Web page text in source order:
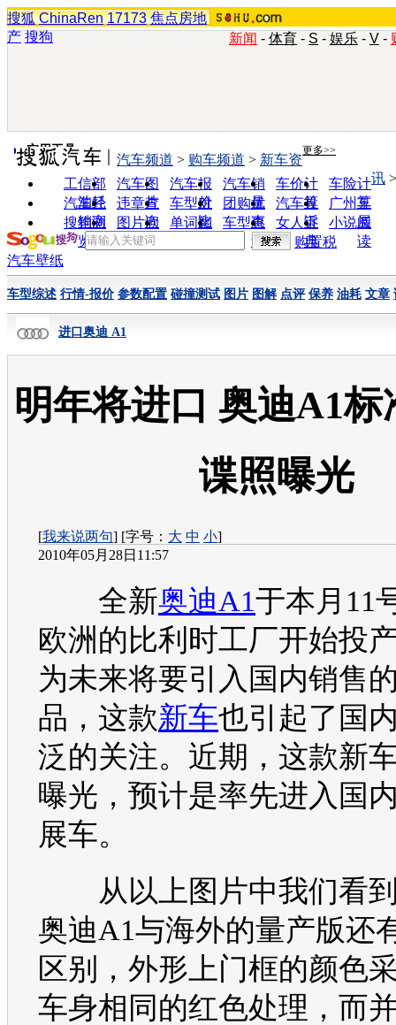
搜狐 ChinaRen 17173 焦点房地
产 搜狗 新闻 - 体育 - S - 娱乐 - V -
实用工具 更多>>
工信部
油耗
汽车图
片
汽车报
价
汽车销
量
车价计
算
车险计
算
汽车经
销商
违章查
询
车型对
比
团购优
惠
汽车投
诉
广州车
展
搜狗浏
览器
图片欣
赏
单词翻
车型查
询
女人宝
典
小说阅
读
汽车频道 > 购车频道 > 新车资
讯
购置税
汽车壁纸
车型综述 行情-报价 参数配置 碰撞测试 图片 图解 点评 保养 油耗 文章
进口奥迪 A1
明年将进口 奥迪A1标
谍照曝光
[我来说两句] [字号： 大 中 小]
2010年05月28日11:57
全新奥迪A1于本月11
欧洲的比利时工厂开始投
为未来将要引入国内销售
品，这款新车也引起了国
泛的关注。近期，这款新
曝光，预计是率先进入国
展车。
从以上图片中我们看
奥迪A1与海外的量产版还
区别，外形上门框的颜色
车身相同的红色处理，而